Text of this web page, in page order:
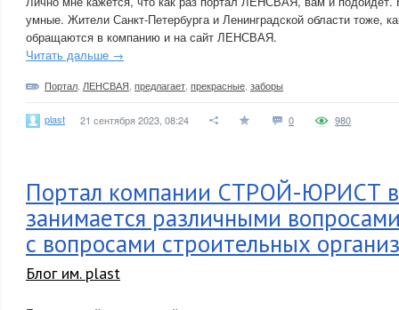
умные. Жители Санкт-Петербурга и Ленинградской области тоже,
обращаются в компанию и на сайт ЛЕНСВАЯ.
Читать дальше →
Портал ЛЕНСВАЯ предлагает прекрасные заборы
plast 21 сентября 2023, 08:24 0 980
Портал компании СТРОЙ-ЮРИСТ
занимается различными
с вопросами строительных
Блог им. plast